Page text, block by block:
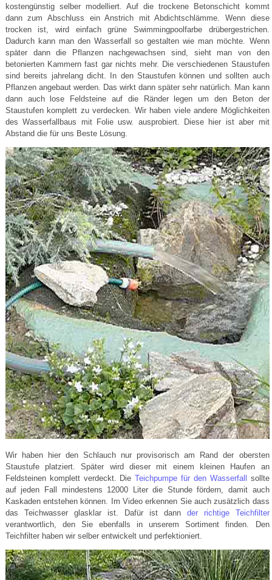
kostengünstig selber modelliert. Auf die trockene Betonschicht kommt
dann zum Abschluss ein Anstrich mit Abdichtschlämme. Wenn diese
trocken ist, wird einfach grüne Swimmingpoolfarbe drübergestrichen.
Dadurch kann man den Wasserfall so gestalten wie man möchte. Wenn
später dann die Pflanzen nachgewachsen sind, sieht man von den
betonierten Kammern fast gar nichts mehr. Die verschiedenen Staustufen
sind bereits jahrelang dicht. In den Staustufen können und sollten auch
Pflanzen angebaut werden. Das wirkt dann später sehr natürlich. Man kann
dann auch lose Feldsteine auf die Ränder legen um den Beton der
Staustufen komplett zu verdecken. Wir haben viele andere Möglichkeiten
des Wasserfallbaus mit Folie usw. ausprobiert. Diese hier ist aber mit
Abstand die für uns Beste Lösung.
Wir haben hier den Schlauch nur provisorisch am Rand der obersten
Staustufe platziert. Später wird dieser mit einem kleinen Haufen an
Feldsteinen komplett verdeckt. DieTeichpumpe für den Wasserfall
sollte
auf jeden Fall mindestens 12000 Liter die Stunde fördern, damit auch
Kaskaden entstehen können. Im Video erkennen Sie auch zusätzlich dass
das Teichwasser glasklar ist. Dafür ist dann der richtige Teichfilter
verantwortlich, den Sie ebenfalls in unserem Sortiment finden. Den
Teichfilter haben wir selber entwickelt und perfektioniert.